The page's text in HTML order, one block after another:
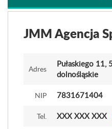
JMM Agencja
Adres
Pułaskiego 11,
dolnośląskie
NIP 7831671404
Tel. XXX XXX XXX